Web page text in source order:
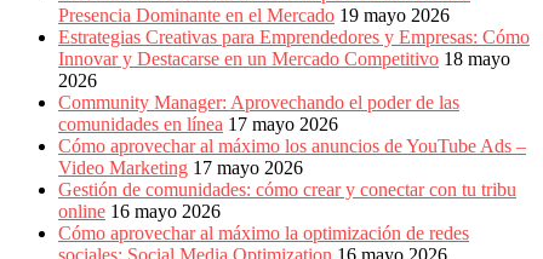
Presencia Dominante en el Mercado 19 mayo 2026
Estrategias Creativas para Emprendedores y Empresas: Cómo
Innovar y Destacarse en un Mercado Competitivo 18 mayo
2026
Community Manager: Aprovechando el poder de las
comunidades en línea 17 mayo 2026
Cómo aprovechar al máximo los anuncios de YouTube Ads –
Video Marketing 17 mayo 2026
Gestión de comunidades: cómo crear y conectar con tu tribu
online 16 mayo 2026
Cómo aprovechar al máximo la optimización de redes
sociales: Social Media Optimization 16 mayo 2026